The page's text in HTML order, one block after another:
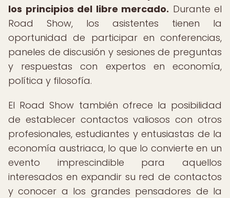
los principios del libre mercado. Durante el
Road Show, los asistentes tienen la
oportunidad de participar en conferencias,
paneles de discusión y sesiones de preguntas
y respuestas con expertos en economía,
política y filosofía.
El Road Show también ofrece la posibilidad
de establecer contactos valiosos con otros
profesionales, estudiantes y entusiastas de la
economía austriaca, lo que lo convierte en un
evento imprescindible para aquellos
interesados en expandir su red de contactos
y conocer a los grandes pensadores de la